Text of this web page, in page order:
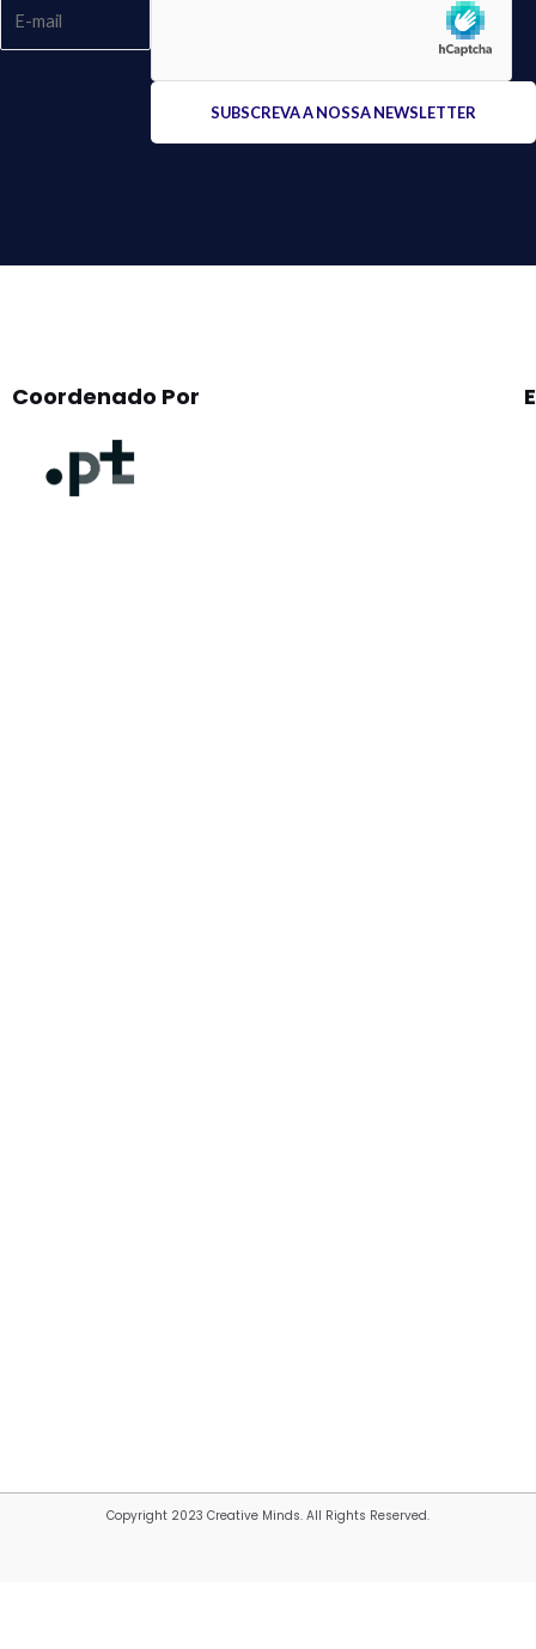
Coordenado Por
Copyright 2023 Creative Minds. All Rights Reserved.